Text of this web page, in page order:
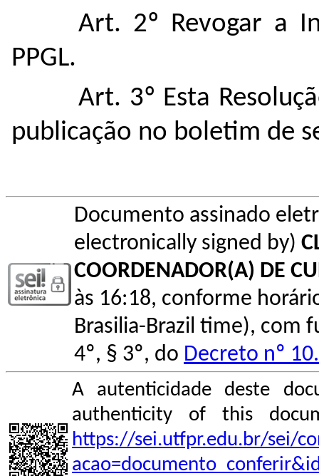
Art. 2º Revogar a
PPGL.
Art. 3º Esta
publicação no boletim de
Documento assinado
electronically signed by)
COORDENADOR(A) DE
às 16:18, conforme
Brasilia-Brazil time), com
4º, § 3º, do Decreto nº
A autenticidade deste
authenticity of this
https://sei.utfpr.edu.br/sei/